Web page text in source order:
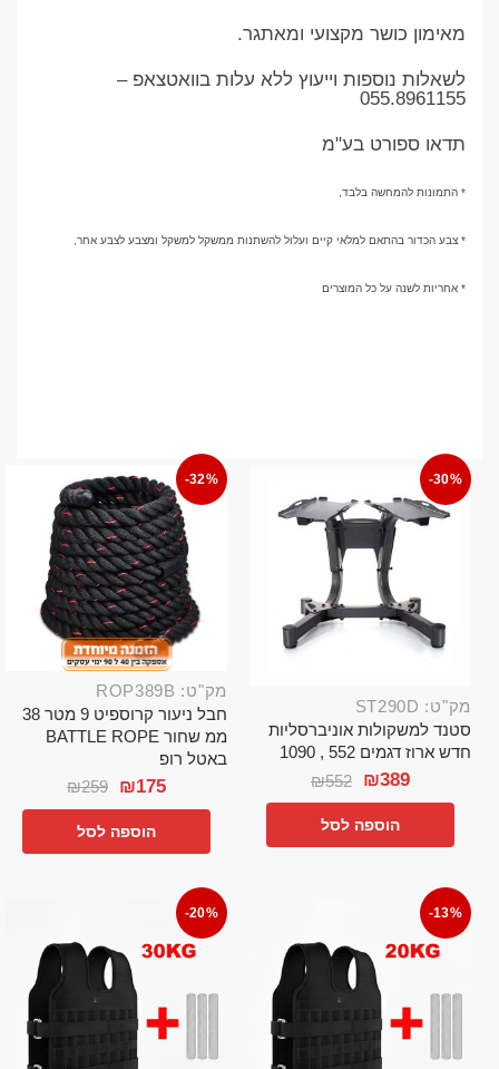
מאימון כושר מקצועי ומאתגר.
לשאלות נוספות וייעוץ ללא עלות בוואטצאפ –
055.8961155
תדאו ספורט בע"מ
* התמונות להמחשה בלבד,
* צבע הכדור בהתאם למלאי קיים ועלול להשתנות ממשקל למשקל ומצבע לצבע אחר,
* אחריות לשנה על כל המוצרים
-30%
מק"ט: ST290D
סטנד למשקולות אוניברסליות
חדש ארוז דגמים 552 , 1090
₪552 ₪389
הוספה לסל
-32%
מק"ט: ROP389B
חבל ניעור קרוספיט 9 מטר 38
ממ שחור BATTLE ROPE
באטל רופ
₪259 ₪175
הוספה לסל
-13%
-20%